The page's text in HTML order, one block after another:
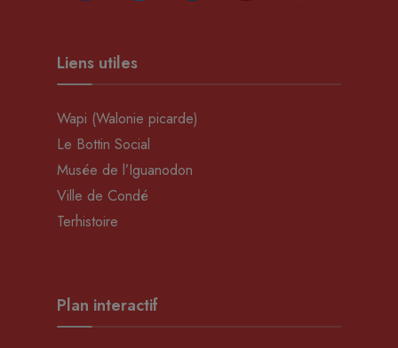
Liens utiles
Wapi (Walonie picarde)
Le Bottin Social
Musée de l’Iguanodon
Ville de Condé
Terhistoire
Plan interactif